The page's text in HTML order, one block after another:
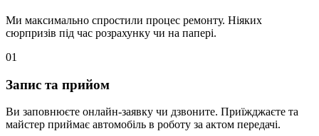
Ми максимально спростили процес ремонту. Ніяких
сюрпризів під час розрахунку чи на папері.
01
Запис та прийом
Ви заповнюєте онлайн-заявку чи дзвоните. Приїжджаєте та
майстер приймає автомобіль в роботу за актом передачі.